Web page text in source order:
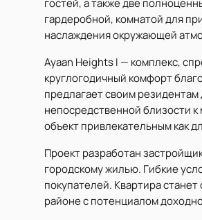
гостей, а также две
гардеробной, комнатой для
наслаждения окружающей
Ayaan Heights I — комплекс,
круглогодичный комфорт
предлагает своим
непосредственной близости
объект привлекательным как
Проект разработан
городскому жилью. Гибкие
покупателей. Квартира
районе с потенциалом